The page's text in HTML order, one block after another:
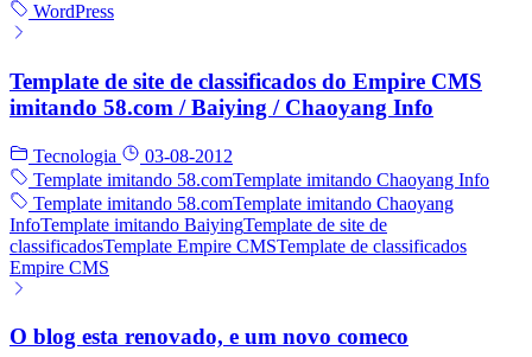
WordPress
Template de site de classificados do Empire CMS
imitando 58.com / Baiying / Chaoyang Info
Tecnologia
03-08-2012
Template imitando 58.comTemplate imitando Chaoyang Info
Template imitando 58.comTemplate imitando Chaoyang
InfoTemplate imitando BaiyingTemplate de site de
classificadosTemplate Empire CMSTemplate de classificados
Empire CMS
O blog esta renovado, e um novo comeco